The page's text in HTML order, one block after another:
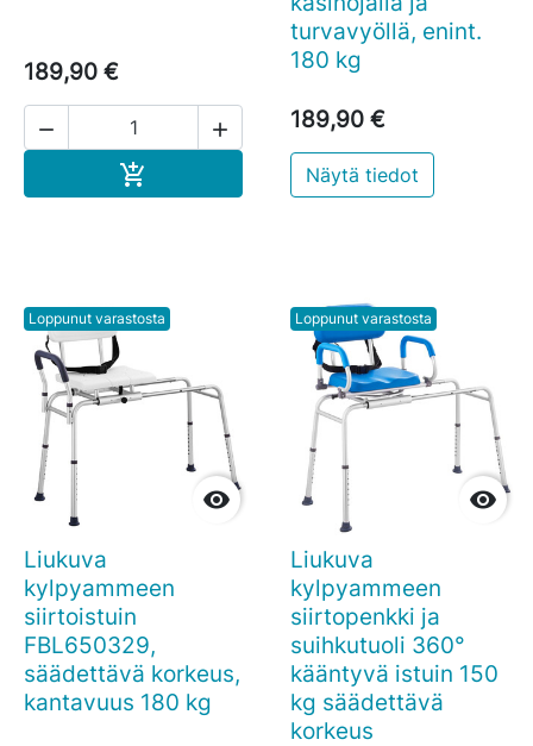
189,90 €
 

turvavyöllä, enint.
180 kg
189,90 €
Näytä tiedot
Loppunut varastosta

Liukuva
kylpyammeen
siirtoistuin
FBL650329,
säädettävä korkeus,
kantavuus 180 kg
Loppunut varastosta

Liukuva
kylpyammeen
siirtopenkki ja
suihkutuoli 360°
kääntyvä istuin 150
kg säädettävä
korkeus